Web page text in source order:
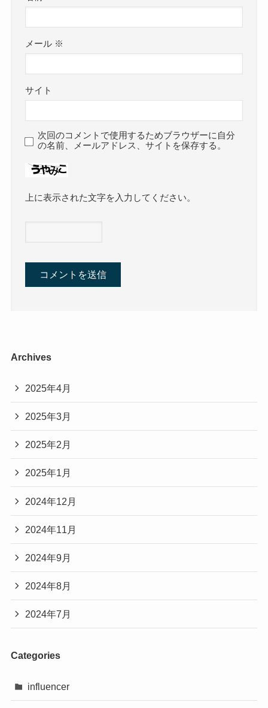
メール ※
サイト
次回のコメントで使用するためブラウザーに自分
の名前、メールアドレス、サイトを保存する。
上に表示された文字を入力してください。
Archives
2025年4月
2025年3月
2025年2月
2025年1月
2024年12月
2024年11月
2024年9月
2024年8月
2024年7月
Categories
influencer